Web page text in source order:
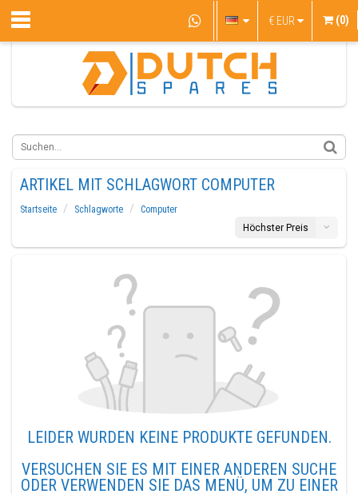
€ EUR (0)
ARTIKEL MIT SCHLAGWORT COMPUTER
Startseite Schlagworte
Computer
Höchster Preis
LEIDER WURDEN KEINE PRODUKTE GEFUNDEN.
VERSUCHEN SIE ES MIT EINER ANDEREN SUCHE
ODER VERWENDEN SIE DAS MENÜ, UM ZU EINER